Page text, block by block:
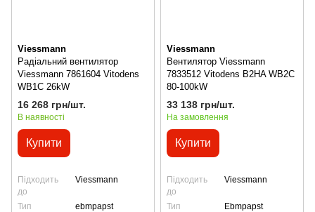
Viessmann
Радіальний вентилятор
Viessmann 7861604 Vitodens
WB1C 26kW
16 268 грн/шт.
В наявності
Купити
Підходить
до
Viessmann
Тип
ebmpapst
Viessmann
Вентилятор Viessmann
7833512 Vitodens B2HA WB2C
80-100kW
33 138 грн/шт.
На замовлення
Купити
Підходить
до
Viessmann
Тип
Ebmpapst